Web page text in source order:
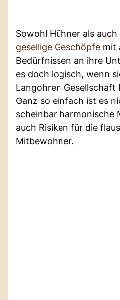
Sowohl Hühner als auch
gesellige Geschöpfe mit
Bedürfnissen an ihre
es doch logisch, wenn
Langohren Gesellschaft
Ganz so einfach ist es
scheinbar harmonische
auch Risiken für die
Mitbewohner.